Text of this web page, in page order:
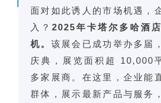
面对如此诱人的市场机遇，
入？ 2025年卡塔尔多哈酒
机。 该展会已成功举办多届
庆典，展览面积超 10,000
多家展商。在这里，企业能
群体，展示最新产品与服务